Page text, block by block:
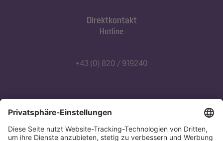
Direktkontakt
Hotline
+43 (0) 820 / 919240
Abonnieren Sie unseren Newsletter
Jetzt anmelden